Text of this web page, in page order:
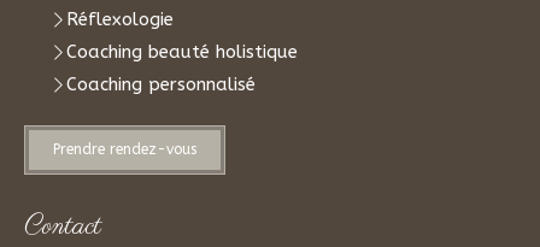
Réflexologie
Coaching beauté holistique
Coaching personnalisé
Prendre rendez-vous
Contact